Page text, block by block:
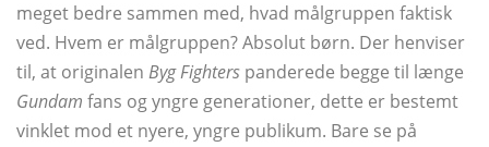
meget bedre sammen med, hvad målgruppen faktisk
ved. Hvem er målgruppen? Absolut børn. Der henviser
til, at originalen Byg Fighters panderede begge til længe
Gundam fans og yngre generationer, dette er bestemt
vinklet mod et nyere, yngre publikum. Bare se på